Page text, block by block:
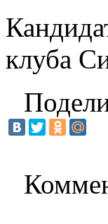
клуба